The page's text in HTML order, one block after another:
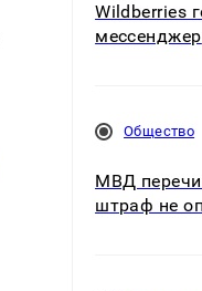
Wildberries
мессенджер
Общество
МВД
штраф не